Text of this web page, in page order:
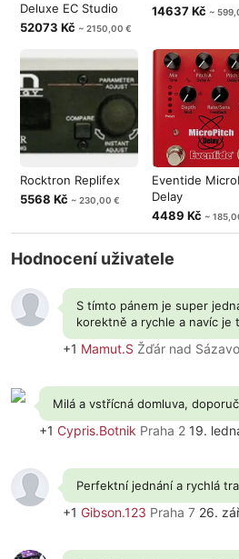
Deluxe EC Studio
52073 Kč ~ 2150,00 €
14637 Kč ~
Rocktron Replifex
5568 Kč ~ 230,00 €
Eventide
Delay
4489 Kč ~
Hodnocení uživatele
S tímto pánem je super
korektně a rychle a navíc je
+1 Mamut.S Žďár nad
Milá a vstřícná domluva,
+1 Cypris.Botnik Praha 2 19.
Perfektní jednání a rychlá
+1 Gibson.123 Praha 7 26.